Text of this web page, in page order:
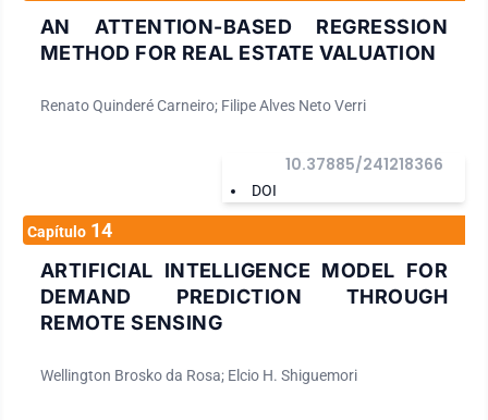
AN ATTENTION-BASED REGRESSION
METHOD FOR REAL ESTATE VALUATION
Renato Quinderé Carneiro; Filipe Alves Neto Verri
DOI
10.37885/241218366
Capítulo 14
ARTIFICIAL INTELLIGENCE MODEL FOR
DEMAND PREDICTION THROUGH
REMOTE SENSING
Wellington Brosko da Rosa; Elcio H. Shiguemori